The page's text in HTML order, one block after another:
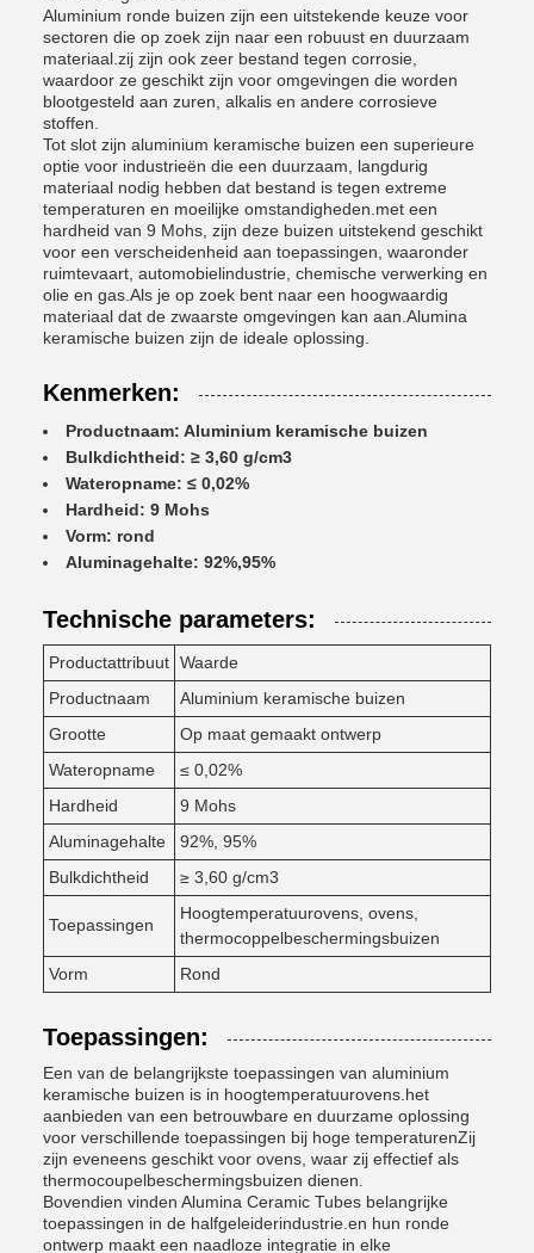
Aluminium ronde buizen zijn een uitstekende keuze voor
sectoren die op zoek zijn naar een robuust en duurzaam
materiaal.zij zijn ook zeer bestand tegen corrosie,
waardoor ze geschikt zijn voor omgevingen die worden
blootgesteld aan zuren, alkalis en andere corrosieve
stoffen.
Tot slot zijn aluminium keramische buizen een superieure
optie voor industrieën die een duurzaam, langdurig
materiaal nodig hebben dat bestand is tegen extreme
temperaturen en moeilijke omstandigheden.met een
hardheid van 9 Mohs, zijn deze buizen uitstekend geschikt
voor een verscheidenheid aan toepassingen, waaronder
ruimtevaart, automobielindustrie, chemische verwerking en
olie en gas.Als je op zoek bent naar een hoogwaardig
materiaal dat de zwaarste omgevingen kan aan.Alumina
keramische buizen zijn de ideale oplossing.
Kenmerken:
Productnaam: Aluminium keramische buizen
Bulkdichtheid: ≥ 3,60 g/cm3
Wateropname: ≤ 0,02%
Hardheid: 9 Mohs
Vorm: rond
Aluminagehalte: 92%,95%
Technische parameters:
Productattribuut Waarde
Productnaam
Aluminium keramische buizen
Grootte
Op maat gemaakt ontwerp
Wateropname
≤ 0,02%
Hardheid
9 Mohs
Aluminagehalte
92%, 95%
Bulkdichtheid
≥ 3,60 g/cm3
Toepassingen
Hoogtemperatuurovens, ovens,
thermocoppelbeschermingsbuizen
Vorm
Rond
Toepassingen:
Een van de belangrijkste toepassingen van aluminium
keramische buizen is in hoogtemperatuurovens.het
aanbieden van een betrouwbare en duurzame oplossing
voor verschillende toepassingen bij hoge temperaturenZij
zijn eveneens geschikt voor ovens, waar zij effectief als
thermocoupelbeschermingsbuizen dienen.
Bovendien vinden Alumina Ceramic Tubes belangrijke
toepassingen in de halfgeleiderindustrie.en hun ronde
ontwerp maakt een naadloze integratie in elke